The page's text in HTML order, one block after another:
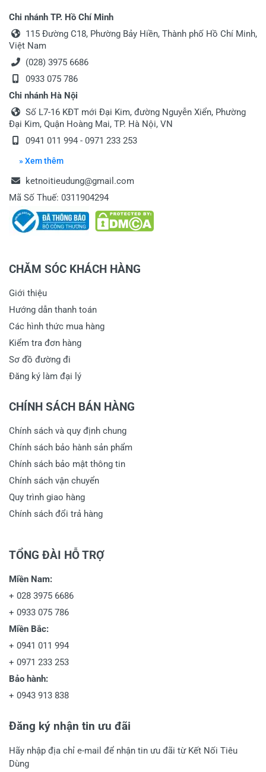
Chi nhánh TP. Hồ Chí Minh
115 Đường C18, Phường Bảy Hiền, Thành phố Hồ Chí Minh,
Việt Nam
(028) 3975 6686
0933 075 786
Chi nhánh Hà Nội
Số L7-16 KĐT mới Đại Kim, đường Nguyễn Xiển, Phường
Đại Kim, Quận Hoàng Mai, TP. Hà Nội, VN
0941 011 994 - 0971 233 253
» Xem thêm
ketnoitieudung@gmail.com
Mã Số Thuế: 0311904294
CHĂM SÓC KHÁCH HÀNG
Giới thiệu
Hướng dẫn thanh toán
Các hình thức mua hàng
Kiểm tra đơn hàng
Sơ đồ đường đi
Đăng ký làm đại lý
CHÍNH SÁCH BÁN HÀNG
Chính sách và quy định chung
Chính sách bảo hành sản phẩm
Chính sách bảo mật thông tin
Chính sách vận chuyển
Quy trình giao hàng
Chính sách đổi trả hàng
TỔNG ĐÀI HỖ TRỢ
Miền Nam:
+ 028 3975 6686
+ 0933 075 786
Miền Bắc:
+ 0941 011 994
+ 0971 233 253
Bảo hành:
+ 0943 913 838
Đăng ký nhận tin ưu đãi
Hãy nhập địa chỉ e-mail để nhận tin ưu đãi từ Kết Nối Tiêu
Dùng